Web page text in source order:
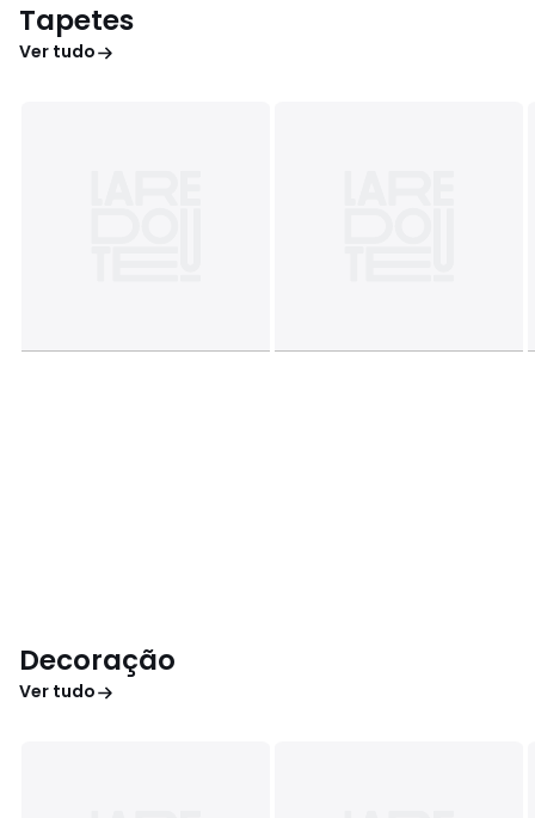
Tapetes
Ver tudo
Decoração
Ver tudo